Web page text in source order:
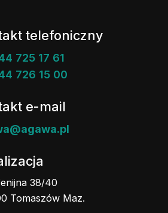
telefoniczny
725 17 61
726 15 00
e-mail
38/40
Tomaszów Maz.